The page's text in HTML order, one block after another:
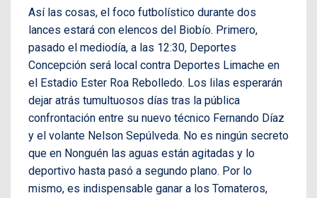
Así las cosas, el foco futbolístico durante dos
lances estará con elencos del Biobío. Primero,
pasado el mediodía, a las 12:30, Deportes
Concepción será local contra Deportes Limache en
el Estadio Ester Roa Rebolledo. Los lilas esperarán
dejar atrás tumultuosos días tras la pública
confrontación entre su nuevo técnico Fernando Díaz
y el volante Nelson Sepúlveda. No es ningún secreto
que en Nonguén las aguas están agitadas y lo
deportivo hasta pasó a segundo plano. Por lo
mismo, es indispensable ganar a los Tomateros,